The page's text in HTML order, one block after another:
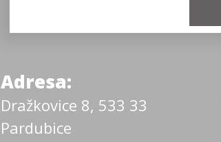
Adresa:
Dražkovice 8, 533 33
Pardubice